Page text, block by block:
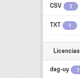
CSV 1
TXT 1
Licencias
dag-uy 1